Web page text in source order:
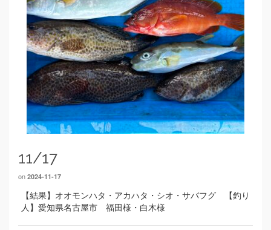
11/17
on 2024-11-17
【結果】オオモンハタ・アカハタ・シオ・サバフグ 【釣り
人】愛知県名古屋市 福田様・白木様